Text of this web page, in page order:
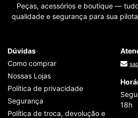
Peças, acessórios e boutique —
qualidade e segurança para sua
Dúvidas
Como comprar
Nossas Lojas
Política de privacidade
Segurança
Política de troca, devolução e
18h